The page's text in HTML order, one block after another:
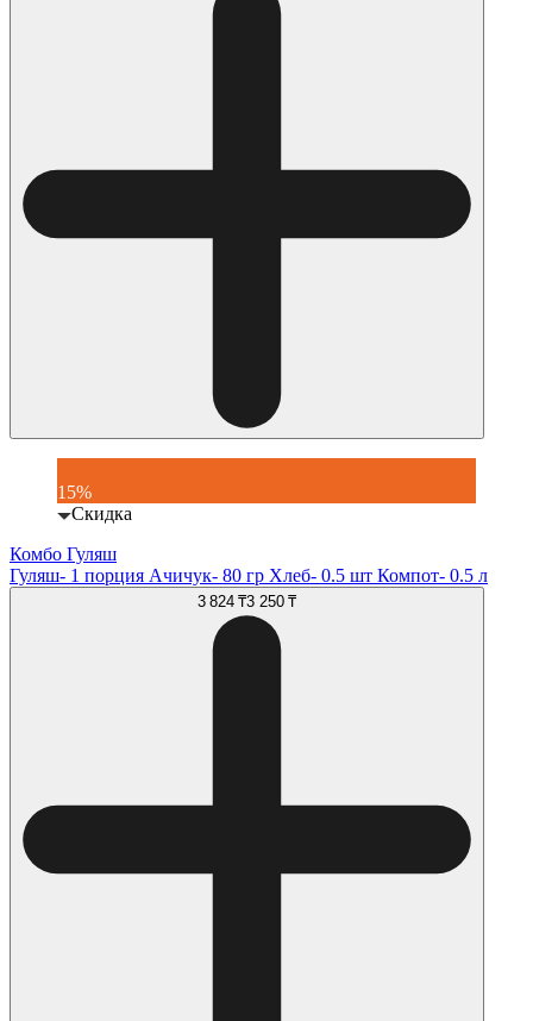
15%
Скидка
Комбо Гуляш
Гуляш- 1 порция Ачичук- 80 гр Хлеб- 0.5 шт Компот- 0.5 л
3 824 ₸3 250 ₸